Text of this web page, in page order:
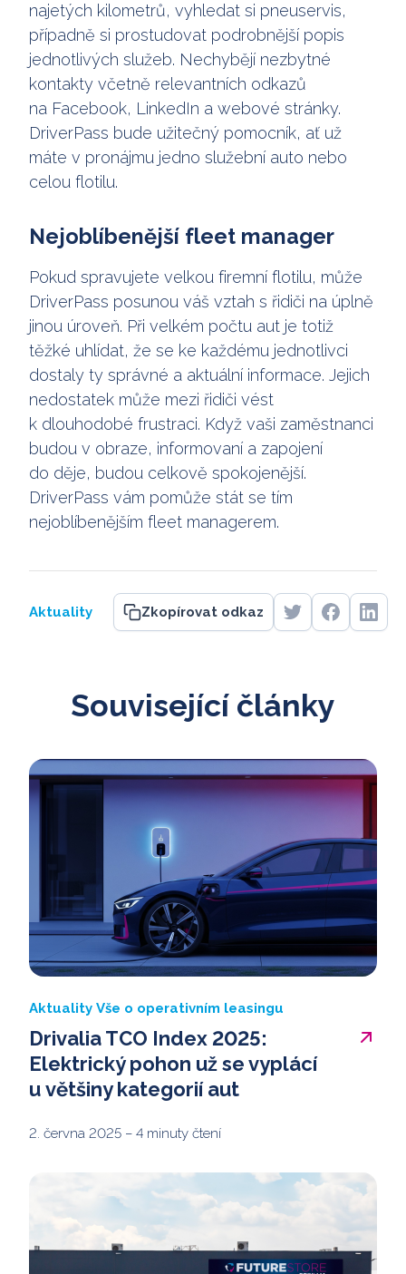
najetých kilometrů, vyhledat si pneuservis,
případně si prostudovat podrobnější popis
jednotlivých služeb. Nechybějí nezbytné
kontakty včetně relevantních odkazů
na Facebook, LinkedIn a webové stránky.
DriverPass bude užitečný pomocník, ať už
máte v pronájmu jedno služební auto nebo
celou flotilu.
Nejoblíbenější fleet manager
Pokud spravujete velkou firemní flotilu, může
DriverPass posunou váš vztah s řidiči na úplně
jinou úroveň. Při velkém počtu aut je totiž
těžké uhlídat, že se ke každému jednotlivci
dostaly ty správné a aktuální informace. Jejich
nedostatek může mezi řidiči vést
k dlouhodobé frustraci. Když vaši zaměstnanci
budou v obraze, informovaní a zapojení
do děje, budou celkově spokojenější.
DriverPass vám pomůže stát se tím
nejoblíbenějším fleet managerem.
Aktuality Zkopírovat odkaz
Související články
Aktuality Vše o operativním leasingu
Drivalia TCO Index 2025:
Elektrický pohon už se vyplácí
u většiny kategorií aut
2. června 2025 – 4 minuty čtení